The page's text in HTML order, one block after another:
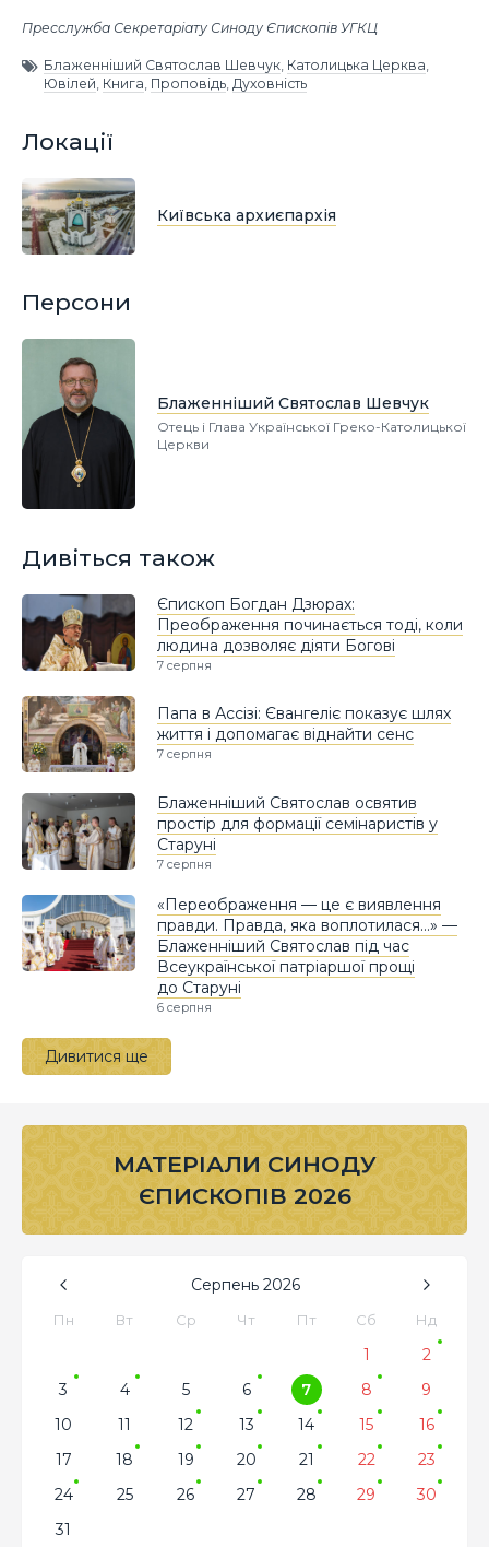
Пресслужба Секретаріату Синоду Єпископів УГКЦ
Блаженніший Святослав Шевчук, Католицька Церква,
Ювілей, Книга, Проповідь, Духовність
Локації
Київська архиєпархія
Персони
Блаженніший Святослав Шевчук
Отець і Глава Української Греко-Католицької
Церкви
Дивіться також
Єпископ Богдан Дзюрах:
Преображення починається тоді, коли
людина дозволяє діяти Богові
7 серпня
Папа в Ассізі: Євангеліє показує шлях
життя і допомагає віднайти сенс
7 серпня
Блаженніший Святослав освятив
простір для формації семінаристів у
Старуні
7 серпня
«Переображення — це є виявлення
правди. Правда, яка воплотилася…» —
Блаженніший Святослав під час
Всеукраїнської патріаршої прощі
до Старуні
6 серпня
Дивитися ще
МАТЕРІАЛИ СИНОДУ
ЄПИСКОПІВ 2026
Серпень 2026
Пн Вт Ср Чт Пт Сб Нд
1
2
3
4 5 6 7 8
9
10
11 12 13 14 15
16
17
18 19 20 21 22
23
24
25 26 27 28 29
30
31